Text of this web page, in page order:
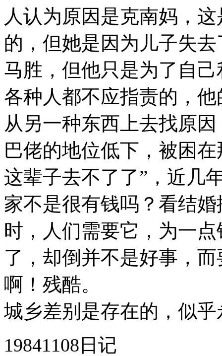
人认为原因是克南妈，
的，但她是因为儿子失
马胜，但他只是为了自
各种人都不应指责的，
从另一种东西上去找原
巴佬的地位低下，被困
这辈子去不了了”，近几
家不是很有钱吗？看结
时，人们需要它，为一
了，却倒并不是好事，
啊！残酷。
城乡差别是存在的，似
19841108日记